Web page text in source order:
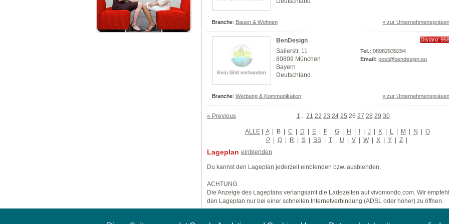
Branche: Bauen & Wohnen » zur
BenDesign
Distanz
Sailerstr. 11
80809 München
Bayern
Deutschland
Tel.: 08982939294
Email: post@bendesign.eu
Branche: Werbung & Kommunikation » zur
« Previous 1 21 22 23 24 25 26 27 28 29 30
ALLE| A | B| C | D | E | F | G | H | I | J | K | L | M | N | O
P | Q | R | S | SS | T | U | V | W | X | Y | Z |
Lageplan einblenden
Du kannst den Lageplan jederzeit einblenden bzw. ausblenden.
ACHTUNG:
Die Anzeige des Lageplans verlangsamt die Ladezeiten auf vivomondo.com. Wir
den Lageplan nur bei einer schnellen Internetverbindung (ADSL oder höher) zu öffnen.